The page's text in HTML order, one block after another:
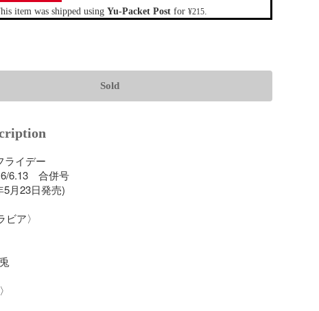
item was shipped using Yu-Packet Postfor ¥215.
Sold
ライデー
6.13　合併号
23日発売)
ビア〉